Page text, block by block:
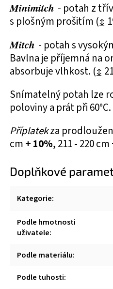
Minimitch - potah z
s plošným prošitím (↨
Mitch - potah s
Bavlna je příjemná na
absorbuje vlhkost. (↨
Snímatelný potah lze
poloviny a prát při 60°C.
Příplatekza
cm + 10%, 211 - 220 cm
Doplňkové
Kategorie:
Podle hmotnosti
uživatele:
Podle materiálu:
Podle tuhosti: